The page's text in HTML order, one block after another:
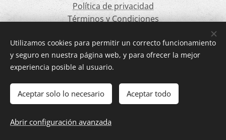
Política de privacidad
Términos y Condiciones
CONTACTA AQUÍ
revelasentidos@gmail.com
Creado conWebnode
Utilizamos cookies para permitir un correcto funcionamiento
y seguro en nuestra página web, y para ofrecer la mejor
experiencia posible al usuario.
Aceptar solo lo necesario Aceptar todo
Abrir configuración avanzada